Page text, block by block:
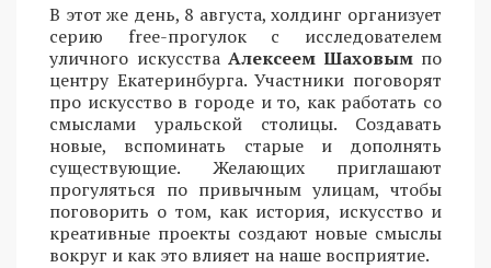
В этот же день, 8 августа, холдинг организует
серию free-прогулок с исследователем
уличного искусства Алексеем Шаховым по
центру Екатеринбурга. Участники поговорят
про искусство в городе и то, как работать со
смыслами уральской столицы. Создавать
новые, вспоминать старые и дополнять
существующие. Желающих приглашают
прогуляться по привычным улицам, чтобы
поговорить о том, как история, искусство и
креативные проекты создают новые смыслы
вокруг и как это влияет на наше восприятие.